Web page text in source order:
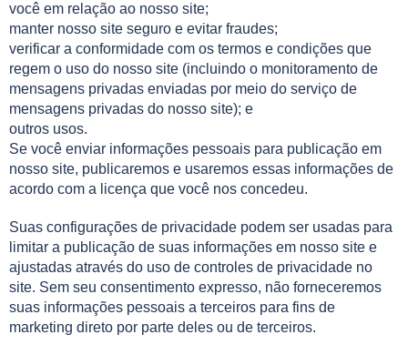
você em relação ao nosso site;
manter nosso site seguro e evitar fraudes;
verificar a conformidade com os termos e condições que
regem o uso do nosso site (incluindo o monitoramento de
mensagens privadas enviadas por meio do serviço de
mensagens privadas do nosso site); e
outros usos.
Se você enviar informações pessoais para publicação em
nosso site, publicaremos e usaremos essas informações de
acordo com a licença que você nos concedeu.
Suas configurações de privacidade podem ser usadas para
limitar a publicação de suas informações em nosso site e
ajustadas através do uso de controles de privacidade no
site. Sem seu consentimento expresso, não forneceremos
suas informações pessoais a terceiros para fins de
marketing direto por parte deles ou de terceiros.